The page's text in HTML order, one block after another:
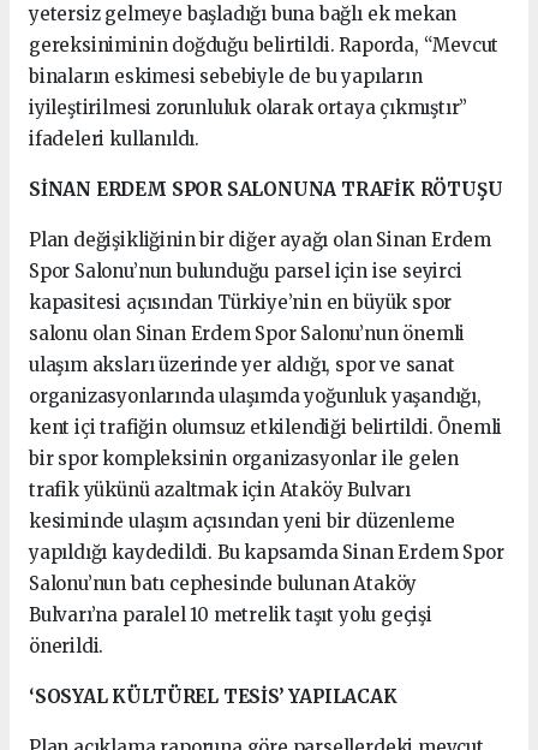
yetersiz gelmeye başladığı buna bağlı ek mekan
gereksiniminin doğduğu belirtildi. Raporda, “Mevcut
binaların eskimesi sebebiyle de bu yapıların
iyileştirilmesi zorunluluk olarak ortaya çıkmıştır”
ifadeleri kullanıldı.
SİNAN ERDEM SPOR SALONUNA TRAFİK RÖTUŞU
Plan değişikliğinin bir diğer ayağı olan Sinan Erdem
Spor Salonu’nun bulunduğu parsel için ise seyirci
kapasitesi açısından Türkiye’nin en büyük spor
salonu olan Sinan Erdem Spor Salonu’nun önemli
ulaşım aksları üzerinde yer aldığı, spor ve sanat
organizasyonlarında ulaşımda yoğunluk yaşandığı,
kent içi trafiğin olumsuz etkilendiği belirtildi. Önemli
bir spor kompleksinin organizasyonlar ile gelen
trafik yükünü azaltmak için Ataköy Bulvarı
kesiminde ulaşım açısından yeni bir düzenleme
yapıldığı kaydedildi. Bu kapsamda Sinan Erdem Spor
Salonu’nun batı cephesinde bulunan Ataköy
Bulvarı’na paralel 10 metrelik taşıt yolu geçişi
önerildi.
‘SOSYAL KÜLTÜREL TESİS’ YAPILACAK